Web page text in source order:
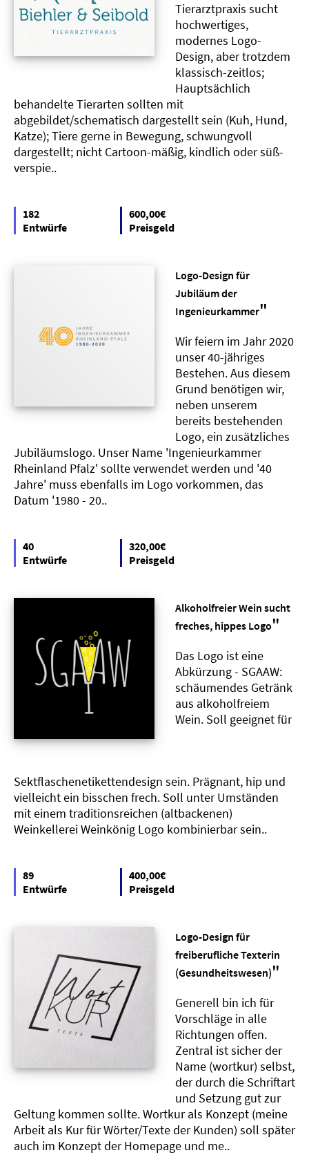
Tierarztpraxis sucht
hochwertiges,
modernes Logo-
Design, aber trotzdem
klassisch-zeitlos;
Hauptsächlich
behandelte Tierarten sollten mit
abgebildet/schematisch dargestellt sein (Kuh, Hund,
Katze); Tiere gerne in Bewegung, schwungvoll
dargestellt; nicht Cartoon-mäßig, kindlich oder süß-
verspie..
182
Entwürfe
600,00€
Preisgeld
Logo-Design für
Jubiläum der
Ingenieurkammer"
Wir feiern im Jahr 2020
unser 40-jähriges
Bestehen. Aus diesem
Grund benötigen wir,
neben unserem
bereits bestehenden
Logo, ein zusätzliches
Jubiläumslogo. Unser Name 'Ingenieurkammer
Rheinland Pfalz' sollte verwendet werden und '40
Jahre' muss ebenfalls im Logo vorkommen, das
Datum '1980 - 20..
40
Entwürfe
320,00€
Preisgeld
Alkoholfreier Wein sucht
freches, hippes Logo"
Das Logo ist eine
Abkürzung - SGAAW:
schäumendes Getränk
aus alkoholfreiem
Wein. Soll geeignet für
Sektflaschenetikettendesign sein. Prägnant, hip und
vielleicht ein bisschen frech. Soll unter Umständen
mit einem traditionsreichen (altbackenen)
Weinkellerei Weinkönig Logo kombinierbar sein..
89
Entwürfe
400,00€
Preisgeld
Logo-Design für
freiberufliche Texterin
(Gesundheitswesen)"
Generell bin ich für
Vorschläge in alle
Richtungen offen.
Zentral ist sicher der
Name (wortkur) selbst,
der durch die Schriftart
und Setzung gut zur
Geltung kommen sollte. Wortkur als Konzept (meine
Arbeit als Kur für Wörter/Texte der Kunden) soll später
auch im Konzept der Homepage und me..